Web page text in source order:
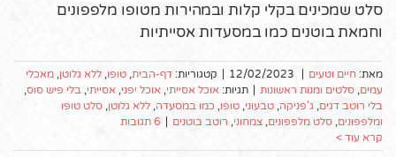
סלט שמכינים בקלי קלות ובמהירות מטופו מלפפונים
וחמאת בוטנים כמו במסעדות אסייתיות
מאת: חיים וטעים 12/02/2023 קטגוריות: דף-הבית, טופו, ללא גלוטן, מאכלי
עמים, סלטים ומנות ראשונות תגיות: אוכל אסייתי, אוכל יפני, אסייתי, בלי פיש סוס,
בלי רוטב דגים, ג'פניקה, טבעוני, טופו, כמו במסעדה, ללא גלוטן, סלט טופו
ומלפפונים, סלט מלפפונים, צמחוני, רוטב בוטנים
6 תגובות
קרא עוד >